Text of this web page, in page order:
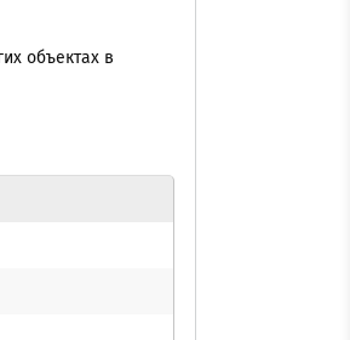
объектах в